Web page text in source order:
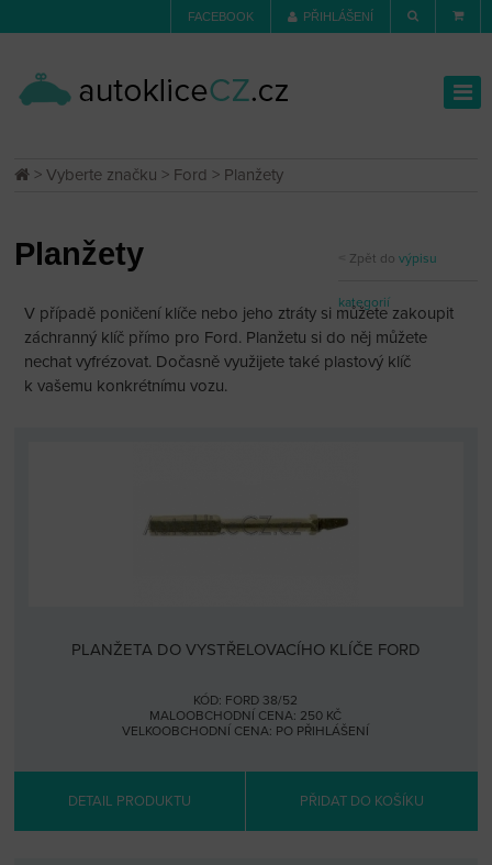
FACEBOOK PŘIHLÁŠENÍ
>Vyberte značku > Ford > Planžety
Zpět dovýpisu
kategorií
Planžety
V případě poničení klíče nebo jeho ztráty si můžete zakoupit
záchranný klíč přímo pro Ford. Planžetu si do něj můžete
nechat vyfrézovat. Dočasně využijete také plastový klíč
k vašemu konkrétnímu vozu.
PLANŽETA DO VYSTŘELOVACÍHO KLÍČE FORD
KÓD: FORD 38/52
MALOOBCHODNÍ CENA: 250 KČ
VELKOOBCHODNÍ CENA: PO PŘIHLÁŠENÍ
DETAIL PRODUKTU PŘIDAT DO KOŠÍKU